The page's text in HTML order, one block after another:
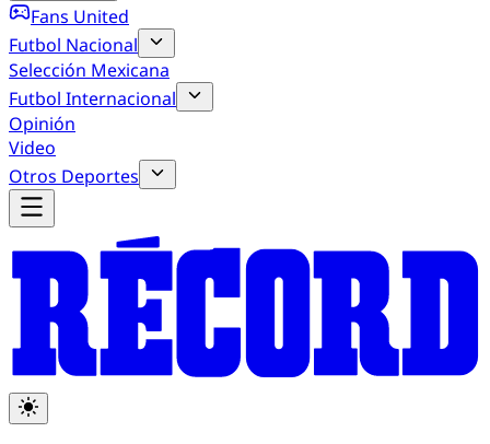
Fans United
Futbol Nacional
Selección Mexicana
Futbol Internacional
Opinión
Video
Otros Deportes